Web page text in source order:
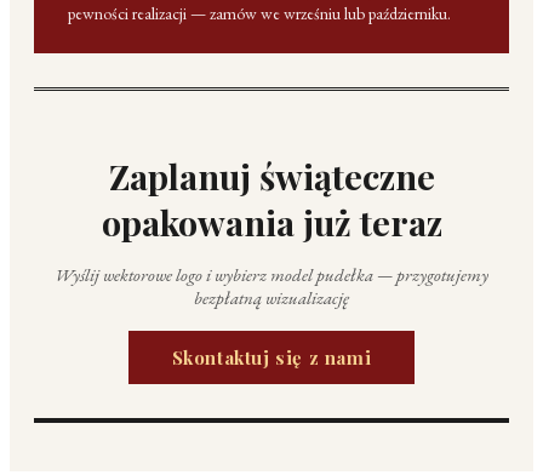
pewności realizacji — zamów we wrześniu lub październiku.
Zaplanuj świąteczne
opakowania już teraz
Wyślij wektorowe logo i wybierz model pudełka — przygotujemy
bezpłatną wizualizację
Skontaktuj się z nami